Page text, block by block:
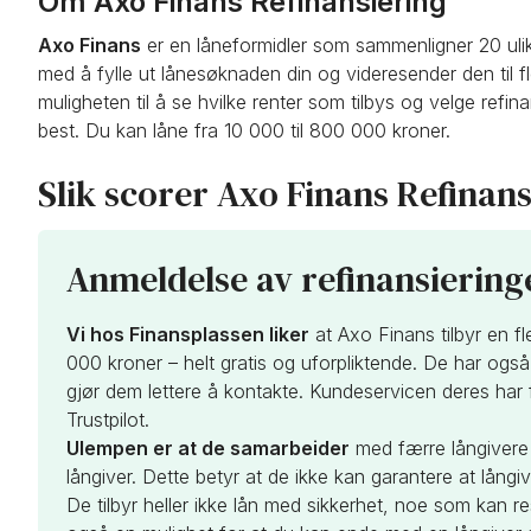
Axo Finans er en låneformidler som sammenligner 20
med å fylle ut lånesøknaden din og videresender den til
muligheten til å se hvilke renter som tilbys og velge
best. Du kan låne fra 10 000 til 800 000 kroner.
Slik scorer Axo Finans
Anmeldelse av
Vi hos Finansplassen liker at Axo Finans tilbyr en
000 kroner – helt gratis og uforpliktende. De har
gjør dem lettere å kontakte. Kundeservicen deres
Trustpilot.
Ulempen er at de samarbeider med færre
långiver. Dette betyr at de ikke kan garantere at
De tilbyr heller ikke lån med sikkerhet, noe som kan